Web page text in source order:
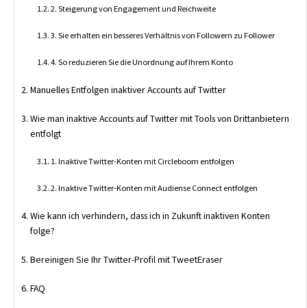
2. Steigerung von Engagement und Reichweite
3. Sie erhalten ein besseres Verhältnis von Followern zu Follower
4. So reduzieren Sie die Unordnung auf Ihrem Konto
Manuelles Entfolgen inaktiver Accounts auf Twitter
Wie man inaktive Accounts auf Twitter mit Tools von Drittanbietern
entfolgt
1. Inaktive Twitter-Konten mit Circleboom entfolgen
2. Inaktive Twitter-Konten mit Audiense Connect entfolgen
Wie kann ich verhindern, dass ich in Zukunft inaktiven Konten
folge?
Bereinigen Sie Ihr Twitter-Profil mit TweetEraser
FAQ